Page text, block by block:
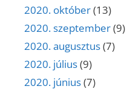
2020. október(13)
2020. szeptember(9)
2020. augusztus(7)
2020. július(9)
2020. június(7)